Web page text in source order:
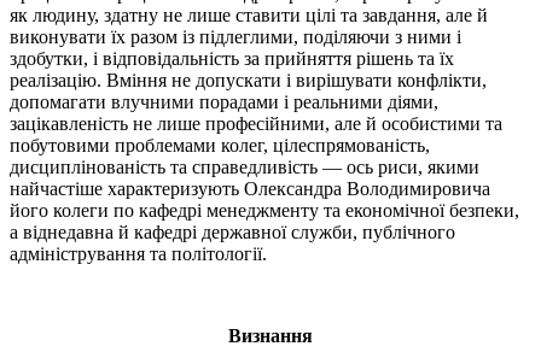
як людину, здатну не лише ставити цілі та завдання, але й
виконувати їх разом із підлеглими, поділяючи з ними і
здобутки, і відповідальність за прийняття рішень та їх
реалізацію. Вміння не допускати і вирішувати конфлікти,
допомагати влучними порадами і реальними діями,
зацікавленість не лише професійними, але й особистими та
побутовими проблемами колег, цілеспрямованість,
дисциплінованість та справедливість — ось риси, якими
найчастіше характеризують Олександра Володимировича
його колеги по кафедрі менеджменту та економічної безпеки,
а віднедавна й кафедрі державної служби, публічного
адміністрування та політології.
Визнання